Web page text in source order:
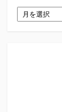
ー